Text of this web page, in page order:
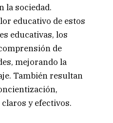
la sociedad.
educativo de estos
educativas, los
de
mejorando la
También resultan
y efectivos.